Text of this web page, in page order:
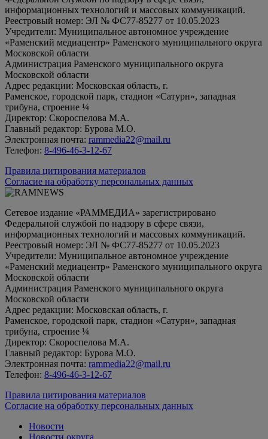
информационных технологий и массовых коммуникаций.
Реестровый номер: ЭЛ № ФС77-85277 от 10.05.2023
Учредители: Муниципальное автономное учреждение
«Раменский медиацентр» Раменского муниципального округа
Московской области
Администрация Раменского муниципального округа
Московской области
Адрес редакции: Московская область, г.
Раменское, городской парк, стадион «Сатурн», западная
трибуна, строение ¼
Директор: Скороспелова М.А.
Главный редактор: Бурова М.О.
Электронная почта: rammedia22@mail.ru
Телефон: 8-496-46-3-12-67
Правила цитирования материалов
Согласие на обработку персональных данных
Сетевое издание «РАММЕДИА» зарегистрировано
Федеральной службой по надзору в сфере связи,
информационных технологий и массовых коммуникаций.
Реестровый номер: ЭЛ № ФС77-85277 от 10.05.2023
Учредители: Муниципальное автономное учреждение
«Раменский медиацентр» Раменского муниципального округа
Московской области
Администрация Раменского муниципального округа
Московской области
Адрес редакции: Московская область, г.
Раменское, городской парк, стадион «Сатурн», западная
трибуна, строение ¼
Директор: Скороспелова М.А.
Главный редактор: Бурова М.О.
Электронная почта: rammedia22@mail.ru
Телефон: 8-496-46-3-12-67
Правила цитирования материалов
Согласие на обработку персональных данных
Новости
Новости округа